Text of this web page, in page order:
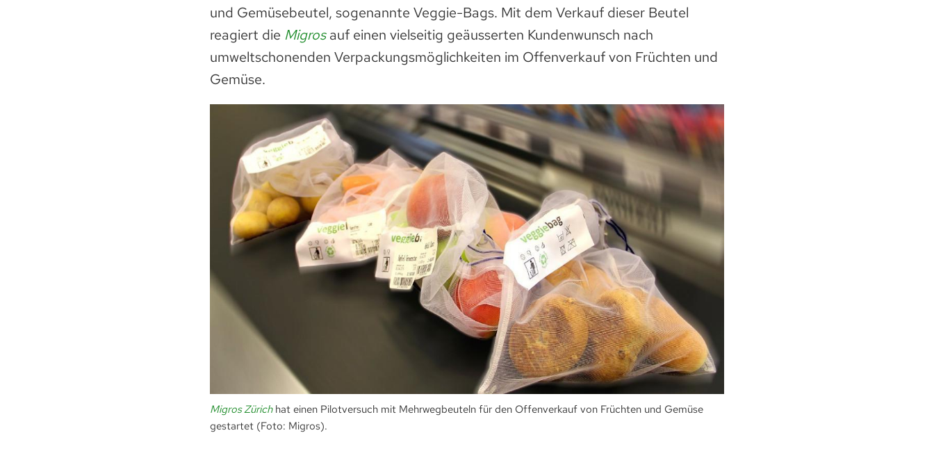
und Gemüsebeutel, sogenannte Veggie-Bags. Mit dem Verkauf dieser Beutel
reagiert die Migrosauf einen vielseitig geäusserten Kundenwunsch nach
umweltschonenden Verpackungsmöglichkeiten im Offenverkauf von Früchten und
Gemüse.
Migros Zürichhat einen Pilotversuch mit Mehrwegbeuteln für den Offenverkauf von Früchten und Gemüse
gestartet (Foto: Migros).